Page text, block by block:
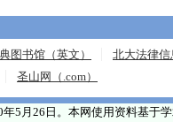
图书馆（英文）
北大法律信
圣山网（.com）
5月26日。本网使用资料基于